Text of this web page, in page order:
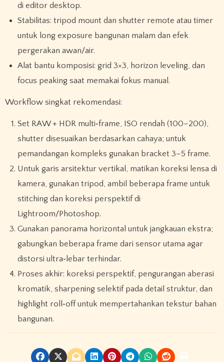
di editor desktop.
Stabilitas: tripod mount dan shutter remote atau timer
untuk long exposure bangunan malam dan efek
pergerakan awan/air.
Alat bantu komposisi: grid 3×3, horizon leveling, dan
focus peaking saat memakai fokus manual.
Workflow singkat rekomendasi:
Set RAW + HDR multi‑frame, ISO rendah (100–200),
shutter disesuaikan berdasarkan cahaya; untuk
pemandangan kompleks gunakan bracket 3–5 frame.
Untuk garis arsitektur vertikal, matikan koreksi lensa di
kamera, gunakan tripod, ambil beberapa frame untuk
stitching dan koreksi perspektif di
Lightroom/Photoshop.
Gunakan panorama horizontal untuk jangkauan ekstra;
gabungkan beberapa frame dari sensor utama agar
distorsi ultra‑lebar terhindar.
Proses akhir: koreksi perspektif, pengurangan aberasi
kromatik, sharpening selektif pada detail struktur, dan
highlight roll‑off untuk mempertahankan tekstur bahan
bangunan.